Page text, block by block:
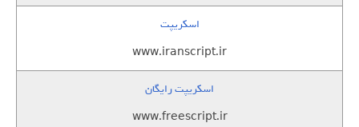
اسکریپت
www.iranscript.ir
اسکریپت رایگان
www.freescript.ir